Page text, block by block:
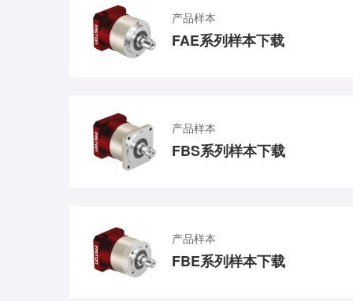
产品样本
FAE系列样本下载
产品样本
FBS系列样本下载
产品样本
FBE系列样本下载